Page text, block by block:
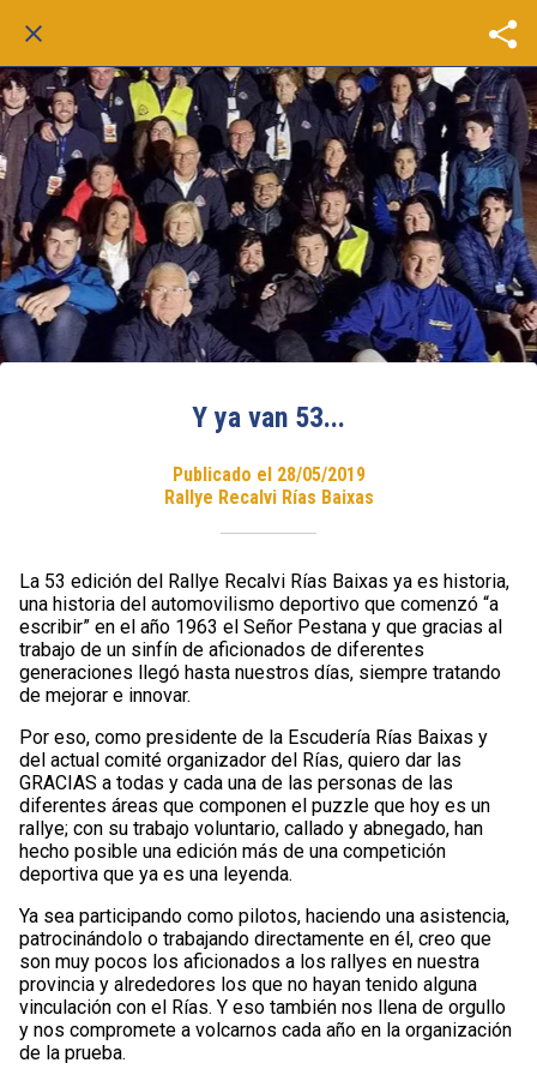
Y ya van 53...
Publicado el 28/05/2019
Rallye Recalvi Rías Baixas
La 53 edición del Rallye Recalvi Rías Baixas ya es historia,
una historia del automovilismo deportivo que comenzó “a
escribir” en el año 1963 el Señor Pestana y que gracias al
trabajo de un sinfín de aficionados de diferentes
generaciones llegó hasta nuestros días, siempre tratando
de mejorar e innovar.
Por eso, como presidente de la Escudería Rías Baixas y
del actual comité organizador del Rías, quiero dar las
GRACIAS a todas y cada una de las personas de las
diferentes áreas que componen el puzzle que hoy es un
rallye; con su trabajo voluntario, callado y abnegado, han
hecho posible una edición más de una competición
deportiva que ya es una leyenda.
Ya sea participando como pilotos, haciendo una asistencia,
patrocinándolo o trabajando directamente en él, creo que
son muy pocos los aficionados a los rallyes en nuestra
provincia y alrededores los que no hayan tenido alguna
vinculación con el Rías. Y eso también nos llena de orgullo
y nos compromete a volcarnos cada año en la organización
de la prueba.